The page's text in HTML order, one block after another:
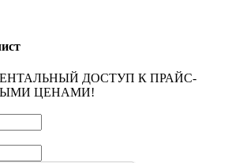
ДОСТУП К ПРАЙС-
ЦЕНАМИ!